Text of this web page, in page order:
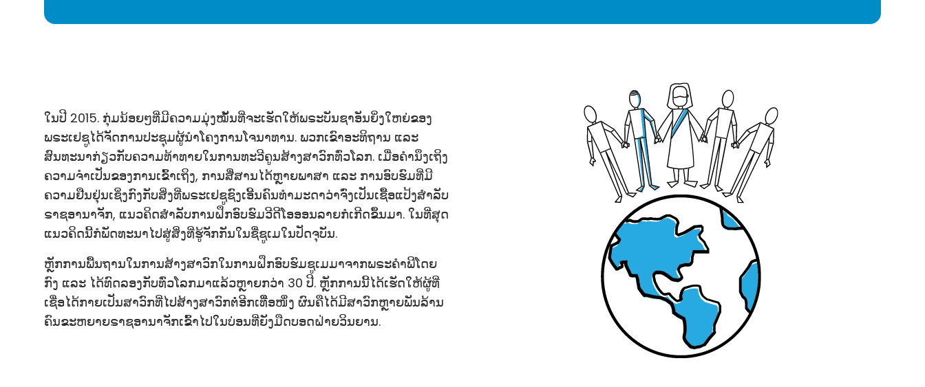
ໃນປີ 2015. ກຸ່ມນ້ອຍໆທີ່ມີຄວາມມຸ່ງໝັ້ນທີ່ຈະເຮັດໃຫ້ພຣະບັນຊາອັນຍິ່ງໃຫຍ່ຂອງ
ພຣະເຢຊູໄດ້ຈັດການປະຊຸມຜູ້ນຳໂຄງການໂຈນາທານ. ພວກເຂົາອະທິຖານ ແລະ
ສົນທະນາກ່ຽວກັບຄວາມທ້າທາຍໃນການທະວີຄູນສ້າງສາວົກທົ່ວໂລກ. ເມື່ອຄຳນຶງເຖິງ
ຄວາມຈຳເປັນຂອງການເຂົ້າເຖິງ, ການສື່ສານໄດ້ຫຼາຍພາສາ ແລະ ການອົບຮົມທີ່ມີ
ຄວາມຢືນຢຸ່ນເຊິ່ງກົງກັບສິ່ງທີ່ພຣະເຢຊູຊົງເອີ້ນຄົນທຳມະດາວ່າຈົ່ງເປັນເຊື້ອແປ້ງສຳລັບ
ຣາຊອານາຈັກ, ແນວຄິດສຳລັບການຝຶກອົບຮົມວີດີໂອອອນລາຍກໍເກີດຂຶ້ນມາ. ໃນທີ່ສຸດ
ແນວຄິດນີ້ກໍພັດທະນາໄປສູ່ສິ່ງທີ່ຮູ້ຈັກກັນໃນຊື່ຊູເມໃນປັດຈຸບັນ.
ຫຼັກການພື້ນຖານໃນການສ້າງສາວົກໃນການຝຶກອົບຮົມຊູເມມາຈາກພຣະຄຳພີໂດຍ
ກົງ ແລະ ໄດ້ທົດລອງກັບທົ່ວໂລກມາແລ້ວຫຼາຍກວ່າ 30 ປີ. ຫຼັກການນີ້ໄດ້ເຮັດໃຫ້ຜູ້ທີ່
ເຊື່ອໄດ້ກາຍເປັນສາວົກທີ່ໄປສ້າງສາວົກຕໍ່ອີກເທືຶ່ອໜຶ່ງ ຜົນຄືໄດ້ມີສາວົກຫຼາຍພັນລ້ານ
ຄົນຂະຫຍາຍຣາຊອານາຈັກເຂົ້າໄປໃນບ່ອນທີ່ຍັງມືດບອດຝ່າຍວິນຍານ.